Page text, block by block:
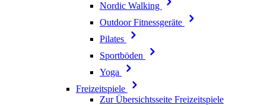
Nordic Walking
Outdoor Fitnessgeräte
Pilates
Sportböden
Yoga
Freizeitspiele
Zur Übersichtsseite Freizeitspiele